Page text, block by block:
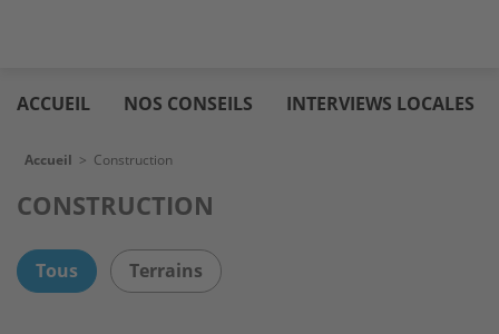
au
contenu
immo
ACCUEIL NOS CONSEILS INTERVIEWS LOCALES
Fil d'Ariane
Accueil > Construction
CONSTRUCTION
Tous Terrains